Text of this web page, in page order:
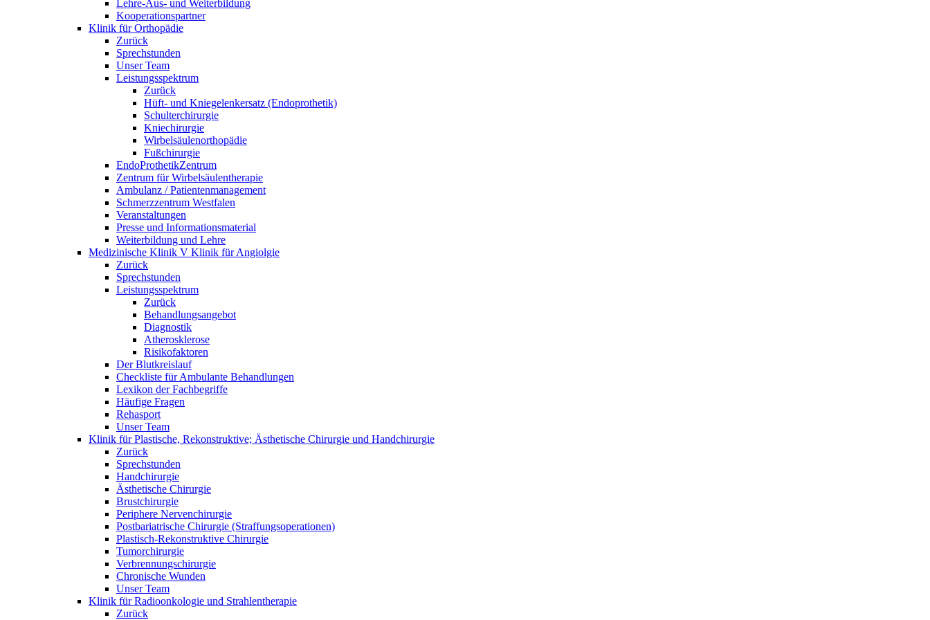
Lehre-Aus- und Weiterbildung
Kooperationspartner
Klinik für Orthopädie
Zurück
Sprechstunden
Unser Team
Leistungsspektrum
Zurück
Hüft- und Kniegelenkersatz (Endoprothetik)
Schulterchirurgie
Kniechirurgie
Wirbelsäulenorthopädie
Fußchirurgie
EndoProthetikZentrum
Zentrum für Wirbelsäulentherapie
Ambulanz / Patientenmanagement
Schmerzzentrum Westfalen
Veranstaltungen
Presse und Informationsmaterial
Weiterbildung und Lehre
Medizinische Klinik V Klinik für Angiolgie
Zurück
Sprechstunden
Leistungsspektrum
Zurück
Behandlungsangebot
Diagnostik
Atherosklerose
Risikofaktoren
Der Blutkreislauf
Checkliste für Ambulante Behandlungen
Lexikon der Fachbegriffe
Häufige Fragen
Rehasport
Unser Team
Klinik für Plastische, Rekonstruktive; Ästhetische Chirurgie und Handchirurgie
Zurück
Sprechstunden
Handchirurgie
Ästhetische Chirurgie
Brustchirurgie
Periphere Nervenchirurgie
Postbariatrische Chirurgie (Straffungsoperationen)
Plastisch-Rekonstruktive Chirurgie
Tumorchirurgie
Verbrennungschirurgie
Chronische Wunden
Unser Team
Klinik für Radioonkologie und Strahlentherapie
Zurück